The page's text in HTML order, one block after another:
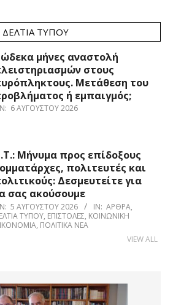
ΔΕΛΤΊΑ ΤΎΠΟΥ
μήνες αναστολή
στους
Μετάθεση του
ή εμπαιγμός;
6 ΑΥΓΟΎΣΤΟΥ 2026
Μήνυμα προς επίδοξους
πολιτευτές και
Δεσμευτείτε για
σας ακούσουμε
5 ΑΥΓΟΎΣΤΟΥ 2026 IN: ΆΡΘΡΑ,
ΤΎΠΟΥ, ΕΠΙΣΤΟΛΈΣ, ΚΟΙΝΩΝΙΚΉ
, ΠΟΛΙΤΙΚΆ ΝΈΑ
VIEW ALL